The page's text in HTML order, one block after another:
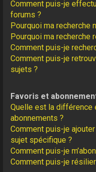
Comment puis-je
forums ?
Pourquoi ma recherche
Pourquoi ma recherche
Comment puis-je
Comment puis-je
sujets ?
Favoris et
Quelle est la
abonnements ?
Comment puis-je
sujet spécifique ?
Comment puis-je
Comment puis-je